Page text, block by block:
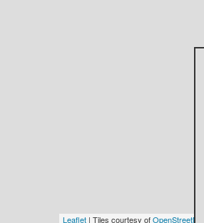
Leaflet | Tiles courtesy of